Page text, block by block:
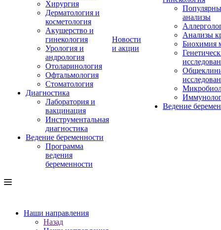
Хирургия
Дерматология и
косметология
Акушерство и
гинекология
Урология и
андрология
Отоларинология
Офтальмология
Стоматология
Диагностика
Лаборатория и
вакцинация
Инструментальная
диагностика
Ведение беременности
Программа
ведения
беременности
Новости
и акции
анализы
Анализы
Биохимия
Ведение
Наши направления
Назад